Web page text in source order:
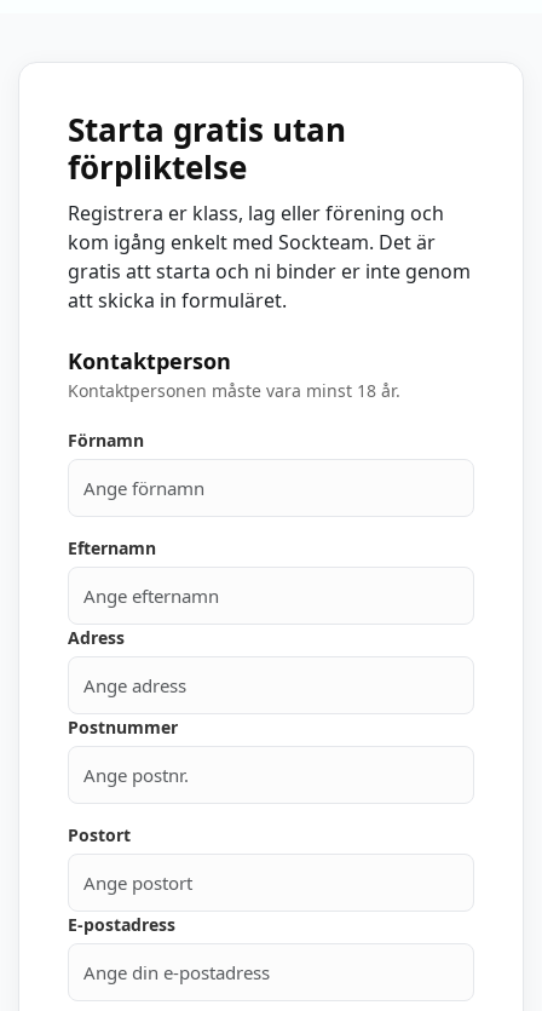
Starta gratis utan
förpliktelse
Registrera er klass, lag eller förening och
kom igång enkelt med Sockteam. Det är
gratis att starta och ni binder er inte genom
att skicka in formuläret.
Kontaktperson
Kontaktpersonen måste vara minst 18 år.
Förnamn
Efternamn
Adress
Postnummer
Postort
E-postadress